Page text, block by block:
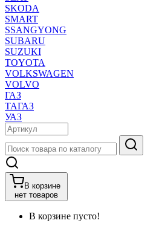
SKODA
SMART
SSANGYONG
SUBARU
SUZUKI
TOYOTA
VOLKSWAGEN
VOLVO
ГАЗ
ТАГАЗ
УАЗ
В корзине
нет товаров
В корзине пусто!